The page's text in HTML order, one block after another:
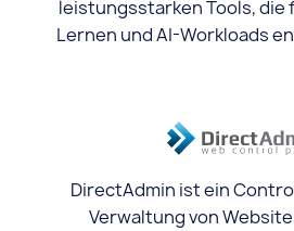
leistungsstarken Tools, die
Lernen und AI-Workloads
DirectAdmin ist ein
Verwaltung von